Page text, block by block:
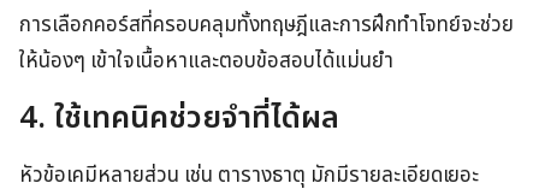
การเลือกคอร์สที่ครอบคลุมทั้งทฤษฎีและการฝึกทำโจทย์จะช่วย
ให้น้องๆ เข้าใจเนื้อหาและตอบข้อสอบได้แม่นยำ
4. ใช้เทคนิคช่วยจำที่ได้ผล
หัวข้อเคมีหลายส่วน เช่น ตารางธาตุ มักมีรายละเอียดเยอะ